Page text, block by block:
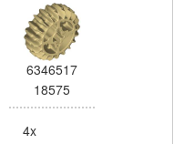
6346517
18575
4x